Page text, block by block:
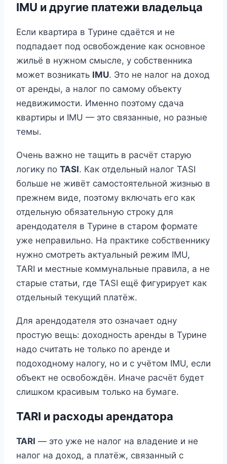
IMU и другие платежи владельца
Если квартира в Турине сдаётся и не
подпадает под освобождение как основное
жильё в нужном смысле, у собственника
может возникать IMU. Это не налог на доход
от аренды, а налог по самому объекту
недвижимости. Именно поэтому сдача
квартиры и IMU — это связанные, но разные
темы.
Очень важно не тащить в расчёт старую
логику по TASI. Как отдельный налог TASI
больше не живёт самостоятельной жизнью в
прежнем виде, поэтому включать его как
отдельную обязательную строку для
арендодателя в Турине в старом формате
уже неправильно. На практике собственнику
нужно смотреть актуальный режим IMU,
TARI и местные коммунальные правила, а не
старые статьи, где TASI ещё фигурирует как
отдельный текущий платёж.
Для арендодателя это означает одну
простую вещь: доходность аренды в Турине
надо считать не только по аренде и
подоходному налогу, но и с учётом IMU, если
объект не освобождён. Иначе расчёт будет
слишком красивым только на бумаге.
TARI и расходы арендатора
TARI — это уже не налог на владение и не
налог на доход, а платёж, связанный с